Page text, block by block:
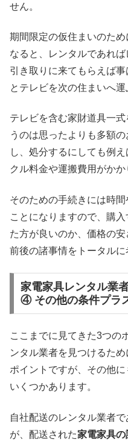
せん。
期間限定の仮住まいのた
なると、レンタルであれ
引き取りに来てもらえば
とテレビを次の住まいへ
テレビを含む家財道具一
うのは思ったよりも多額
し、処分するにしても例
クル料金や運搬費用がかか
そのための手続きには時
ことになりますので、購
た方が良いのか、価格の
前後の諸事情をトータルに
家電家具レンタル業
④ その他の条件プラ
ここまでに見てきた3つの
ンタル業者を見つけるた
ポイントですが、その他
いくつかあります。
自社配送のレンタル業者
が、配送された家電家具